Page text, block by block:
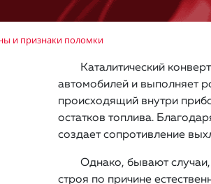
и признаки поломки
Каталитический
автомобилей и выполняет
происходящий внутри
остатков топлива.
создает сопротивление
Однако, бывают случаи,
строя по причине